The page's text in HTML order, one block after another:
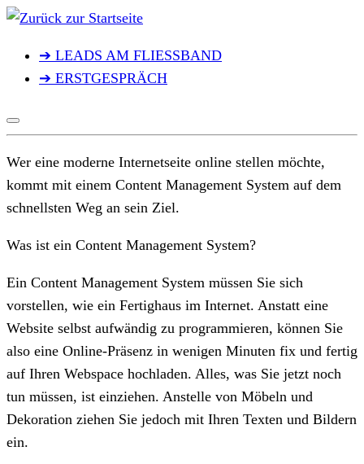
Zum
springen➔ LEADS AM FLIESSBAND
➔ ERSTGESPRÄCH
Wer eine moderne Internetseite online stellen möchte,
kommt mit einem Content Management System auf dem
schnellsten Weg an sein Ziel.
Was ist ein Content Management System?
Ein Content Management System müssen Sie sich
vorstellen, wie ein Fertighaus im Internet. Anstatt eine
Website selbst aufwändig zu programmieren, können Sie
also eine Online-Präsenz in wenigen Minuten fix und fertig
auf Ihren Webspace hochladen. Alles, was Sie jetzt noch
tun müssen, ist einziehen. Anstelle von Möbeln und
Dekoration ziehen Sie jedoch mit Ihren Texten und Bildern
ein.